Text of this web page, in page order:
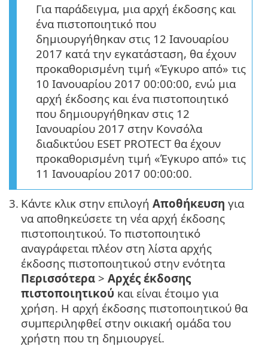
Για παράδειγμα, μια αρχή έκδοσης και
ένα πιστοποιητικό που
δημιουργήθηκαν στις 12 Ιανουαρίου
2017 κατά την εγκατάσταση, θα έχουν
προκαθορισμένη τιμή «Έγκυρο από» τις
10 Ιανουαρίου 2017 00:00:00, ενώ μια
αρχή έκδοσης και ένα πιστοποιητικό
που δημιουργήθηκαν στις 12
Ιανουαρίου 2017 στην Κονσόλα
διαδικτύου ESET PROTECT θα έχουν
προκαθορισμένη τιμή «Έγκυρο από» τις
11 Ιανουαρίου 2017 00:00:00.
3. Κάντε κλικ στην επιλογή Αποθήκευση για
να αποθηκεύσετε τη νέα αρχή έκδοσης
πιστοποιητικού. Το πιστοποιητικό
αναγράφεται πλέον στη λίστα αρχής
έκδοσης πιστοποιητικού στην ενότητα
Περισσότερα > Αρχές έκδοσης
πιστοποιητικού και είναι έτοιμο για
χρήση. Η αρχή έκδοσης πιστοποιητικού θα
συμπεριληφθεί στην οικιακή ομάδα του
χρήστη που τη δημιουργεί.